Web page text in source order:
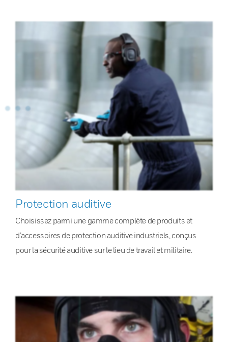
Protection auditive
Choisissez parmi une gamme complète de produits et
d’accessoires de protection auditive industriels, conçus
pour la sécurité auditive sur le lieu de travail et militaire.